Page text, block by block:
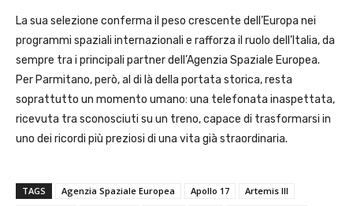
La sua selezione conferma il peso crescente dell’Europa nei
programmi spaziali internazionali e rafforza il ruolo dell’Italia, da
sempre tra i principali partner dell’Agenzia Spaziale Europea.
Per Parmitano, però, al di là della portata storica, resta
soprattutto un momento umano: una telefonata inaspettata,
ricevuta tra sconosciuti su un treno, capace di trasformarsi in
uno dei ricordi più preziosi di una vita già straordinaria.
TAGS Agenzia Spaziale Europea Apollo 17
Artemis III